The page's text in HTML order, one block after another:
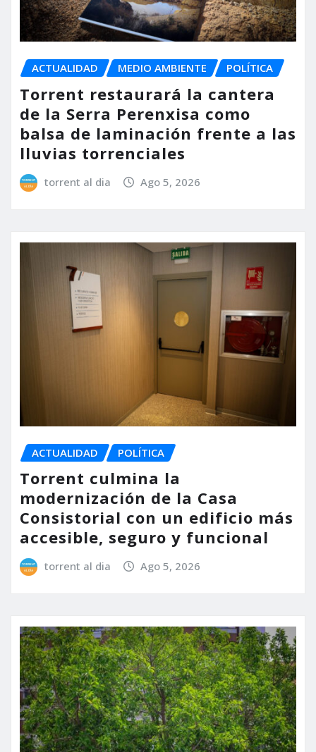
ACTUALIDAD MEDIO AMBIENTE POLÍTICA
Torrent restaurará la cantera
de la Serra Perenxisa como
balsa de laminación frente a las
lluvias torrenciales
torrent al dia Ago 5, 2026
ACTUALIDAD POLÍTICA
Torrent culmina la
modernización de la Casa
Consistorial con un edificio más
accesible, seguro y funcional
torrent al dia Ago 5, 2026